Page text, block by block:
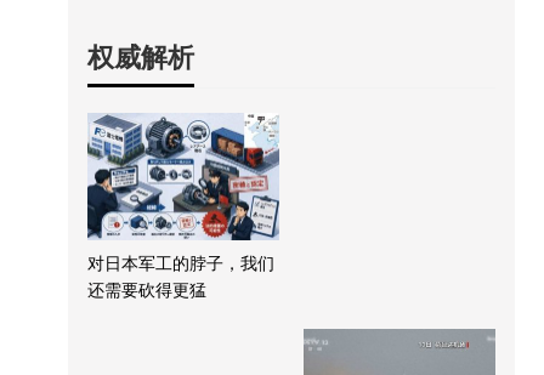
权威解析
对日本军工的脖子，我们
还需要砍得更猛